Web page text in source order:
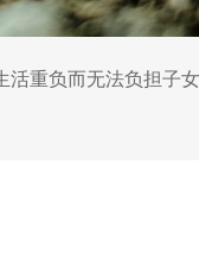
重负而无法负担子